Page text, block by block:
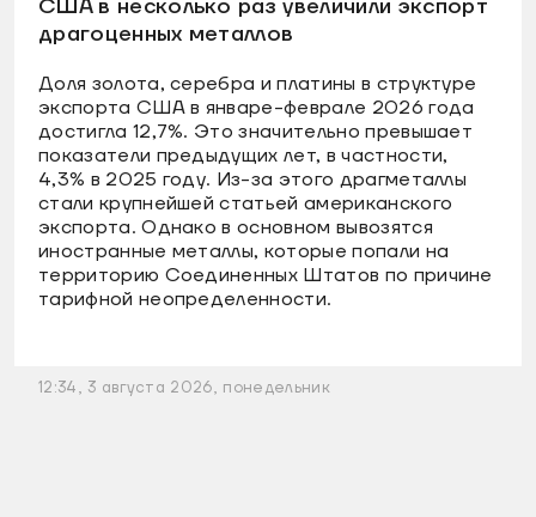
США в несколько раз увеличили экспорт
драгоценных металлов
Доля золота, серебра и платины в структуре
экспорта США в январе-феврале 2026 года
достигла 12,7%. Это значительно превышает
показатели предыдущих лет, в частности,
4,3% в 2025 году. Из-за этого драгметаллы
стали крупнейшей статьей американского
экспорта. Однако в основном вывозятся
иностранные металлы, которые попали на
территорию Соединенных Штатов по причине
тарифной неопределенности.
12:34, 3 августа 2026, понедельник